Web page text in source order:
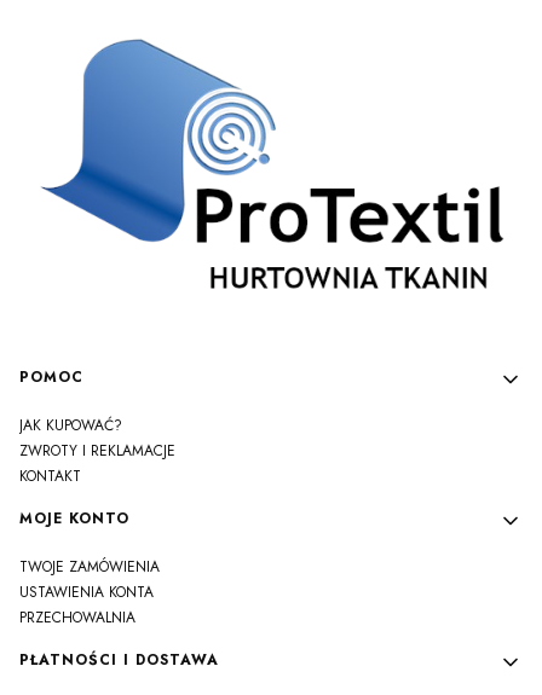
Linki w stopce
POMOC
JAK KUPOWAĆ?
ZWROTY I REKLAMACJE
KONTAKT
MOJE KONTO
TWOJE ZAMÓWIENIA
USTAWIENIA KONTA
PRZECHOWALNIA
PŁATNOŚCI I DOSTAWA